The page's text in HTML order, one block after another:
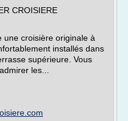
CROISIERE
une croisière originale à
installés dans
supérieure. Vous
les...